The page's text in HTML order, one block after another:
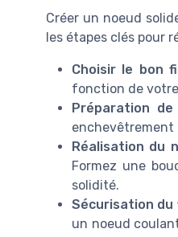
Créer un noeud
les étapes clés pour
Choisir le bon
fonction de
Préparation
enchevêtrement
Réalisation du
Formez une
solidité.
Sécurisation du
un noeud